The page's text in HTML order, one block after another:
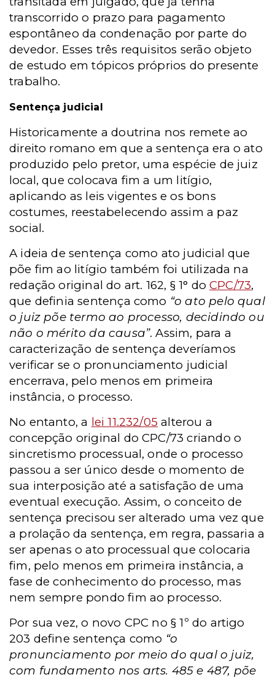
transcorrido o prazo para pagamento
espontâneo da condenação por parte do
devedor. Esses três requisitos serão objeto
de estudo em tópicos próprios do presente
trabalho.
Sentença judicial
Historicamente a doutrina nos remete ao
direito romano em que a sentença era o ato
produzido pelo pretor, uma espécie de juiz
local, que colocava fim a um litígio,
aplicando as leis vigentes e os bons
costumes, reestabelecendo assim a paz
social.
A ideia de sentença como ato judicial que
põe fim ao litígio também foi utilizada na
redação original do art. 162, § 1° doCPC/73,
que definia sentença como “o ato pelo qual
o juiz põe termo ao processo, decidindo ou
não o mérito da causa”. Assim, para a
caracterização de sentença deveríamos
verificar se o pronunciamento judicial
encerrava, pelo menos em primeira
instância, o processo.
No entanto, a lei 11.232/05 alterou a
concepção original do CPC/73 criando o
sincretismo processual, onde o processo
passou a ser único desde o momento de
sua interposição até a satisfação de uma
eventual execução. Assim, o conceito de
sentença precisou ser alterado uma vez que
a prolação da sentença, em regra, passaria a
ser apenas o ato processual que colocaria
fim, pelo menos em primeira instância, a
fase de conhecimento do processo, mas
nem sempre pondo fim ao processo.
Por sua vez, o novo CPC no § 1º do artigo
203 define sentença como “o
pronunciamento por meio do qual o juiz,
com fundamento nos arts. 485 e 487, põe